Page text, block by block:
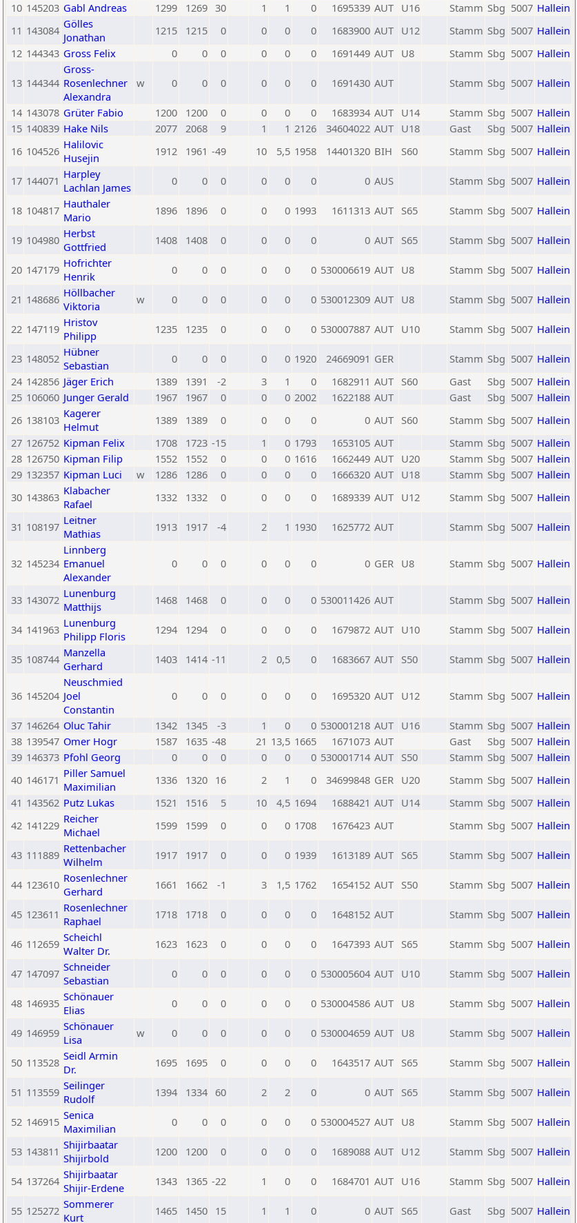
10 145203 Gabl Andreas 1299 1269 30 1 1 0 1695339 AUT U16 Stamm Sbg 5007 Hallein
11 143084 Gölles
Jonathan
1215 1215 0 0 0 0 1683900 AUT U12 Stamm Sbg 5007 Hallein
12 144343 Gross Felix 0 0 0 0 0 0 1691449 AUT U8 Stamm Sbg 5007 Hallein
13 144344
Gross-
Rosenlechner
Alexandra
w 0 0 0 0 0 0 1691430 AUT Stamm Sbg 5007 Hallein
14 143078 Grüter Fabio 1200 1200 0 0 0 0 1683934 AUT U14 Stamm Sbg 5007 Hallein
15 140839 Hake Nils 2077 2068 9 1 1 2126 34604022 AUT U18 Gast Sbg 5007 Hallein
16 104526 Halilovic
Husejin
1912 1961 -49 10 5,5 1958 14401320 BIH S60 Stamm Sbg 5007 Hallein
17 144071 Harpley
Lachlan James
0 0 0 0 0 0 0 AUS Stamm Sbg 5007 Hallein
18 104817 Hauthaler
Mario
1896 1896 0 0 0 1993 1611313 AUT S65 Stamm Sbg 5007 Hallein
19 104980 Herbst
Gottfried
1408 1408 0 0 0 0 0 AUT S65 Stamm Sbg 5007 Hallein
20 147179 Hofrichter
Henrik
0 0 0 0 0 0 530006619 AUT U8 Stamm Sbg 5007 Hallein
21 148686 Höllbacher
Viktoria
w 0 0 0 0 0 0 530012309 AUT U8 Stamm Sbg 5007 Hallein
22 147119 Hristov
Philipp
1235 1235 0 0 0 0 530007887 AUT U10 Stamm Sbg 5007 Hallein
23 148052 Hübner
Sebastian
0 0 0 0 0 1920 24669091 GER Stamm Sbg 5007 Hallein
24 142856 Jäger Erich 1389 1391 -2 3 1 0 1682911 AUT S60 Gast Sbg 5007 Hallein
25 106060 Junger Gerald 1967 1967 0 0 0 2002 1622188 AUT Gast Sbg 5007 Hallein
26 138103 Kagerer
Helmut
1389 1389 0 0 0 0 0 AUT S60 Stamm Sbg 5007 Hallein
27 126752 Kipman Felix 1708 1723 -15 1 0 1793 1653105 AUT Stamm Sbg 5007 Hallein
28 126750 Kipman Filip 1552 1552 0 0 0 1616 1662449 AUT U20 Stamm Sbg 5007 Hallein
29 132357 Kipman Luci w 1286 1286 0 0 0 0 1666320 AUT U18 Stamm Sbg 5007 Hallein
30 143863 Klabacher
Rafael
1332 1332 0 0 0 0 1689339 AUT U12 Stamm Sbg 5007 Hallein
31 108197 Leitner
Mathias
1913 1917 -4 2 1 1930 1625772 AUT Stamm Sbg 5007 Hallein
32 145234
Linnberg
Emanuel
Alexander
0 0 0 0 0 0 0 GER U8 Stamm Sbg 5007 Hallein
33 143072 Lunenburg
Matthijs
1468 1468 0 0 0 0 530011426 AUT Stamm Sbg 5007 Hallein
34 141963 Lunenburg
Philipp Floris
1294 1294 0 0 0 0 1679872 AUT U10 Stamm Sbg 5007 Hallein
35 108744 Manzella
Gerhard
1403 1414 -11 2 0,5 0 1683667 AUT S50 Stamm Sbg 5007 Hallein
36 145204
Neuschmied
Joel
Constantin
0 0 0 0 0 0 1695320 AUT U12 Stamm Sbg 5007 Hallein
37 146264 Oluc Tahir 1342 1345 -3 1 0 0 530001218 AUT U16 Stamm Sbg 5007 Hallein
38 139547 Omer Hogr 1587 1635 -48 21 13,5 1665 1671073 AUT Gast Sbg 5007 Hallein
39 146373 Pfohl Georg 0 0 0 0 0 0 530001714 AUT S50 Stamm Sbg 5007 Hallein
40 146171 Piller Samuel
Maximilian
1336 1320 16 2 1 0 34699848 GER U20 Stamm Sbg 5007 Hallein
41 143562 Putz Lukas 1521 1516 5 10 4,5 1694 1688421 AUT U14 Stamm Sbg 5007 Hallein
42 141229 Reicher
Michael
1599 1599 0 0 0 1708 1676423 AUT Stamm Sbg 5007 Hallein
43 111889 Rettenbacher
Wilhelm
1917 1917 0 0 0 1939 1613189 AUT S65 Stamm Sbg 5007 Hallein
44 123610 Rosenlechner
Gerhard
1661 1662 -1 3 1,5 1762 1654152 AUT S50 Stamm Sbg 5007 Hallein
45 123611 Rosenlechner
Raphael
1718 1718 0 0 0 0 1648152 AUT Stamm Sbg 5007 Hallein
46 112659 Scheichl
Walter Dr.
1623 1623 0 0 0 0 1647393 AUT S65 Stamm Sbg 5007 Hallein
47 147097 Schneider
Sebastian
0 0 0 0 0 0 530005604 AUT U10 Stamm Sbg 5007 Hallein
48 146935 Schönauer
Elias
0 0 0 0 0 0 530004586 AUT U8 Stamm Sbg 5007 Hallein
49 146959 Schönauer
Lisa
w 0 0 0 0 0 0 530004659 AUT U8 Stamm Sbg 5007 Hallein
50 113528 Seidl Armin
Dr.
1695 1695 0 0 0 0 1643517 AUT S65 Stamm Sbg 5007 Hallein
51 113559 Seilinger
Rudolf
1394 1334 60 2 2 0 0 AUT S65 Stamm Sbg 5007 Hallein
52 146915 Senica
Maximilian
0 0 0 0 0 0 530004527 AUT U8 Stamm Sbg 5007 Hallein
53 143811 Shijirbaatar
Shijirbold
1200 1200 0 0 0 0 1689088 AUT U12 Stamm Sbg 5007 Hallein
54 137264 Shijirbaatar
Shijir-Erdene
1343 1365 -22 1 0 0 1684701 AUT U16 Stamm Sbg 5007 Hallein
55 125272 Sommerer
Kurt
1465 1450 15 1 1 0 0 AUT S65 Gast Sbg 5007 Hallein